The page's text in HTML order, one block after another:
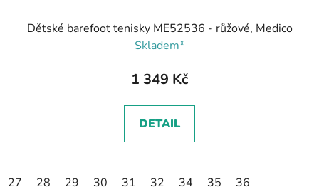
Dětské barefoot tenisky ME52536 - růžové, Medico
Skladem*
1 349 Kč
DETAIL
27 28 29 30 31 32 34 35 36